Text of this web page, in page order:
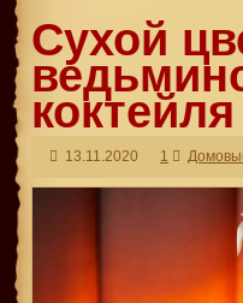
Сухой
коктейля
13.11.2020 1